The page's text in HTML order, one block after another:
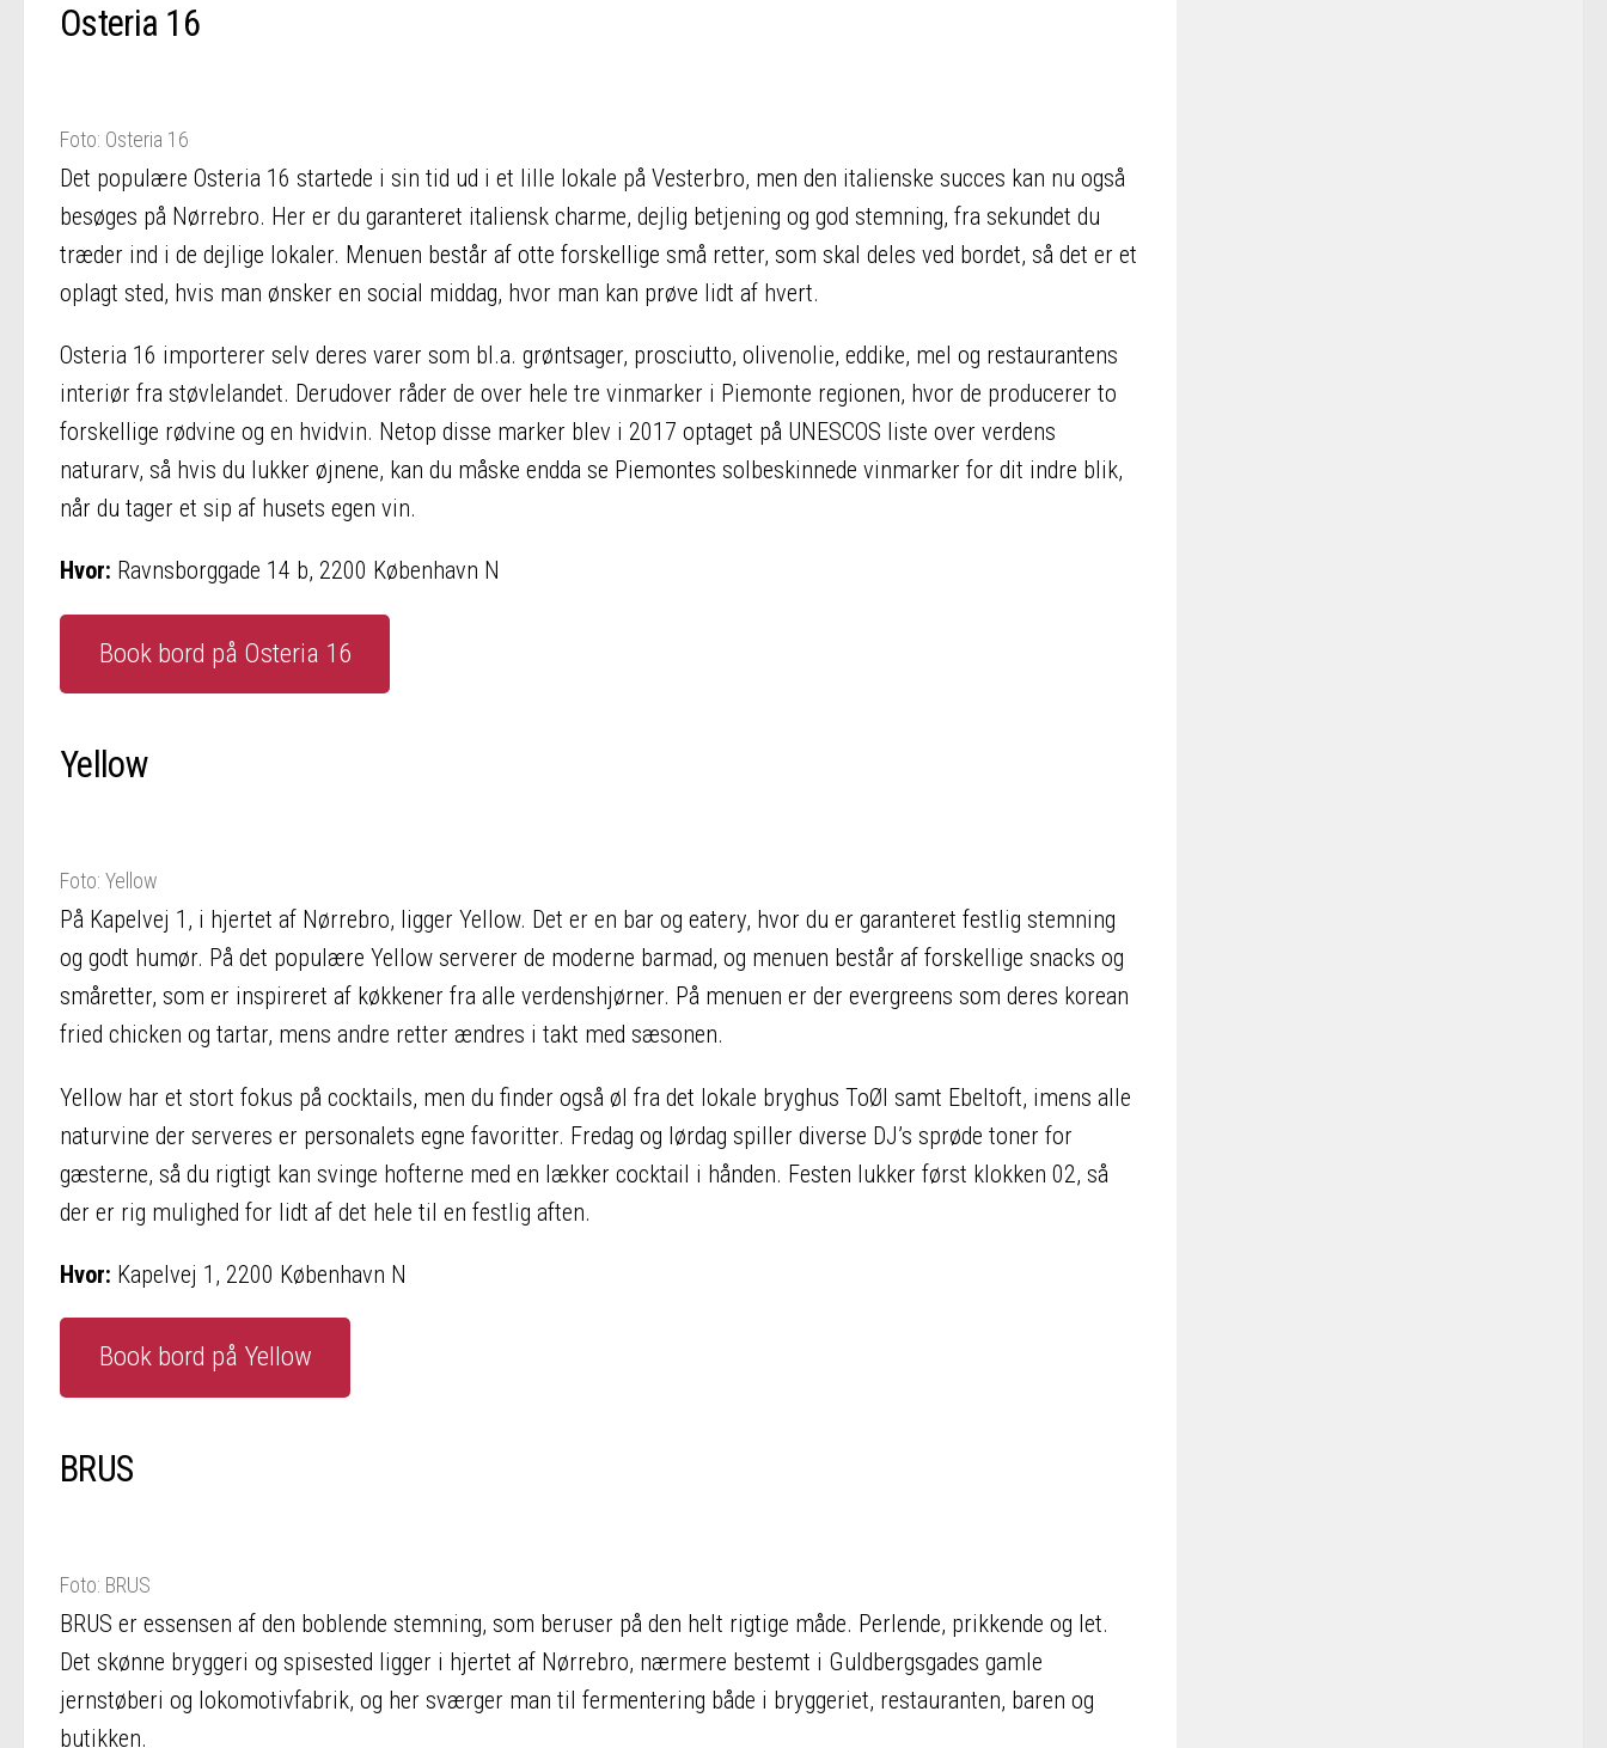
Osteria 16
Foto: Osteria 16
Det populære Osteria 16 startede i sin tid ud i et lille lokale på Vesterbro, men den italienske succes kan nu også
besøges på Nørrebro. Her er du garanteret italiensk charme, dejlig betjening og god stemning, fra sekundet du
træder ind i de dejlige lokaler. Menuen består af otte forskellige små retter, som skal deles ved bordet, så det er et
oplagt sted, hvis man ønsker en social middag, hvor man kan prøve lidt af hvert.
Osteria 16 importerer selv deres varer som bl.a. grøntsager, prosciutto, olivenolie, eddike, mel og restaurantens
interiør fra støvlelandet. Derudover råder de over hele tre vinmarker i Piemonte regionen, hvor de producerer to
forskellige rødvine og en hvidvin. Netop disse marker blev i 2017 optaget på UNESCOS liste over verdens
naturarv, så hvis du lukker øjnene, kan du måske endda se Piemontes solbeskinnede vinmarker for dit indre blik,
når du tager et sip af husets egen vin.
Hvor: Ravnsborggade 14 b, 2200 København N
Book bord på Osteria 16
Yellow
Foto: Yellow
På Kapelvej 1, i hjertet af Nørrebro, ligger Yellow. Det er en bar og eatery, hvor du er garanteret festlig stemning
og godt humør. På det populære Yellow serverer de moderne barmad, og menuen består af forskellige snacks og
småretter, som er inspireret af køkkener fra alle verdenshjørner. På menuen er der evergreens som deres korean
fried chicken og tartar, mens andre retter ændres i takt med sæsonen.
Yellow har et stort fokus på cocktails, men du finder også øl fra det lokale bryghus ToØl samt Ebeltoft, imens alle
naturvine der serveres er personalets egne favoritter. Fredag og lørdag spiller diverse DJ’s sprøde toner for
gæsterne, så du rigtigt kan svinge hofterne med en lækker cocktail i hånden. Festen lukker først klokken 02, så
der er rig mulighed for lidt af det hele til en festlig aften.
Hvor: Kapelvej 1, 2200 København N
Book bord på Yellow
BRUS
Foto: BRUS
BRUS er essensen af den boblende stemning, som beruser på den helt rigtige måde. Perlende, prikkende og let.
Det skønne bryggeri og spisested ligger i hjertet af Nørrebro, nærmere bestemt i Guldbergsgades gamle
jernstøberi og lokomotivfabrik, og her sværger man til fermentering både i bryggeriet, restauranten, baren og
butikken.